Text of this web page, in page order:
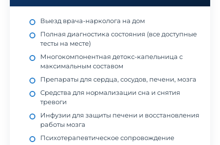
Выезд врача-нарколога на дом
Полная диагностика состояния (все доступные
тесты на месте)
Многокомпонентная детокс-капельница с
максимальным составом
Препараты для сердца, сосудов, печени, мозга
Средства для нормализации сна и снятия
тревоги
Инфузии для защиты печени и восстановления
работы мозга
Психотерапевтическое сопровождение